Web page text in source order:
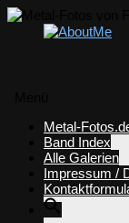
springen
Metal-
Band Index
Alle Galerien
Impressum /